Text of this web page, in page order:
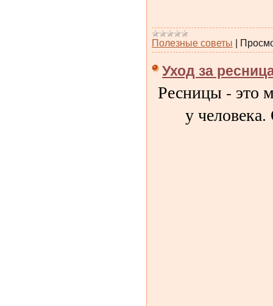
Полезные советы |
Уход за
Ресницы - это
у